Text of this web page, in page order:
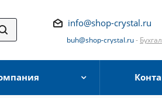
info@shop-crystal.ru
buh@shop-crystal.ru-